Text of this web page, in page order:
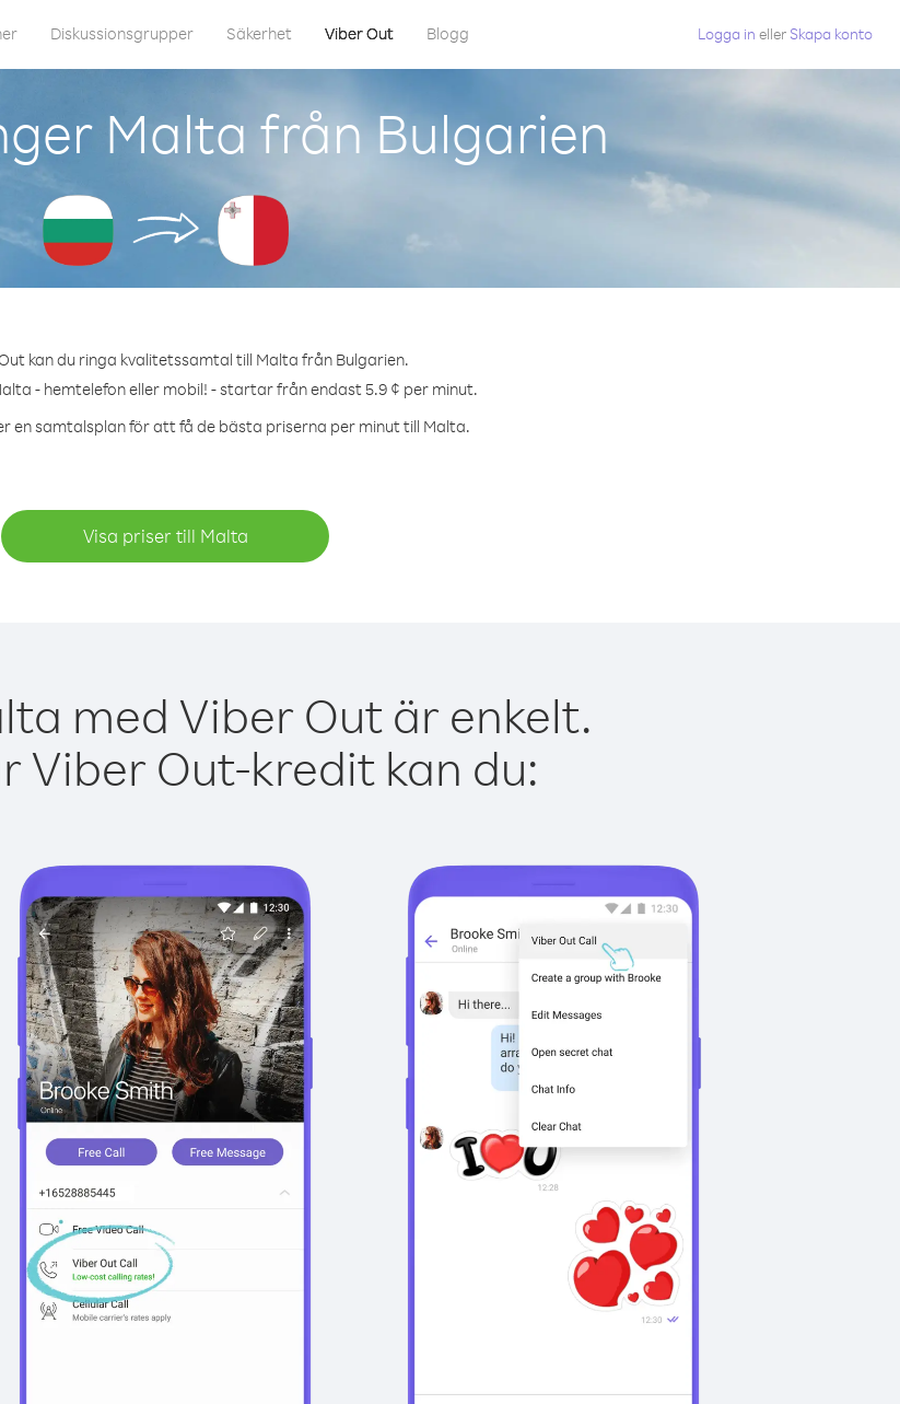
Diskussionsgrupper Säkerhet Viber Out Blogg Logga in eller Skapa konto
Malta från Bulgarien
kan du ringa kvalitetssamtal till Malta från Bulgarien.
- hemtelefon eller mobil! - startar från endast 5.9 ¢ per minut.
en samtalsplan för att få de bästa priserna per minut till Malta.
Visa priser till Malta
med Viber Out är enkelt.
Viber Out-kredit kan du: